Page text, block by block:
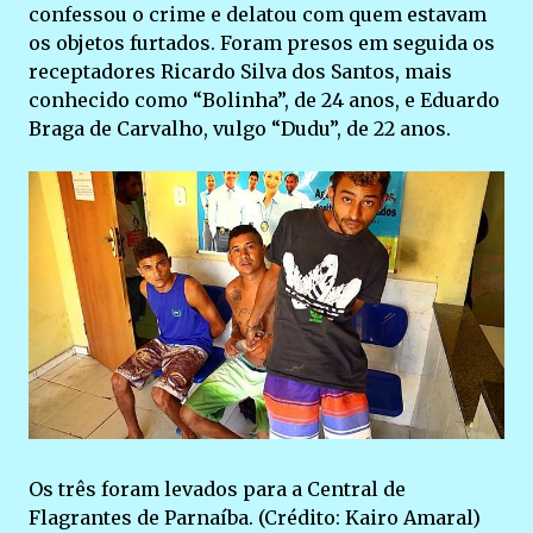
confessou o crime e delatou com quem estavam
os objetos furtados. Foram presos em seguida os
receptadores Ricardo Silva dos Santos, mais
conhecido como “Bolinha”, de 24 anos, e Eduardo
Braga de Carvalho, vulgo “Dudu”, de 22 anos.
Os três foram levados para a Central de
Flagrantes de Parnaíba. (Crédito: Kairo Amaral)